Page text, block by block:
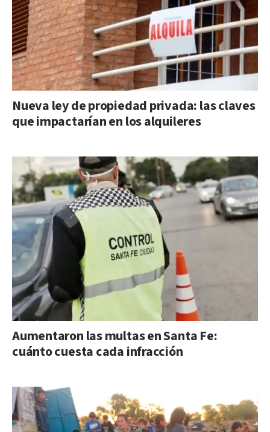
Nueva ley de propiedad privada: las claves
que impactarían en los alquileres
Aumentaron las multas en Santa Fe:
cuánto cuesta cada infracción